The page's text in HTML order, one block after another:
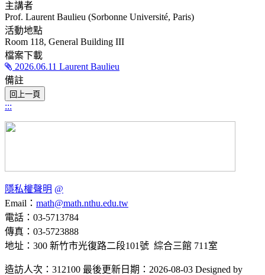
主講者
Prof. Laurent Baulieu (Sorbonne Université, Paris)
活動地點
Room 118, General Building III
檔案下載
2026.06.11 Laurent Baulieu
備註
:::
隱私權聲明 @
Email： math@math.nthu.edu.tw
電話：03-5713784
傳真：03-5723888
地址：300 新竹市光復路二段101號 綜合三館 711室
造訪人次：312100 最後更新日期：2026-08-03 Designed by